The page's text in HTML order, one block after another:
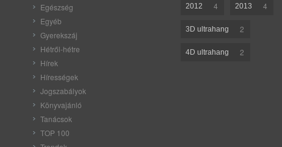
Egészség
Egyéb
Gyerekszáj
Hétről-hétre
Hírek
Hírességek
Jogszabályok
Könyvajánló
Tanácsok
TOP 100
2012 4 2013 4
3D ultrahang 2
4D ultrahang 2